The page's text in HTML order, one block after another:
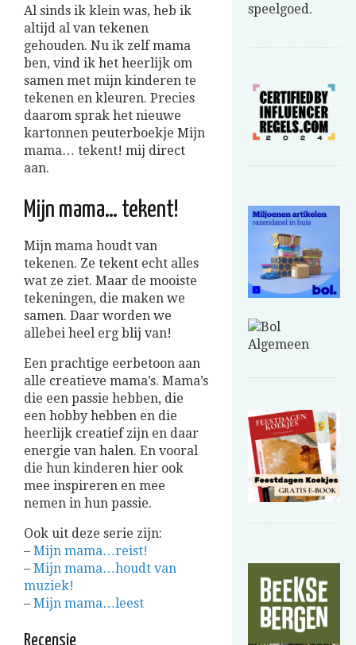
Al sinds ik klein was, heb ik
altijd al van tekenen
gehouden. Nu ik zelf mama
ben, vind ik het heerlijk om
samen met mijn kinderen te
tekenen en kleuren. Precies
daarom sprak het nieuwe
kartonnen peuterboekje Mijn
mama… tekent! mij direct
aan.
Mijn mama… tekent!
Mijn mama houdt van
tekenen. Ze tekent echt alles
wat ze ziet. Maar de mooiste
tekeningen, die maken we
samen. Daar worden we
allebei heel erg blij van!
Een prachtige eerbetoon aan
alle creatieve mama’s. Mama’s
die een passie hebben, die
een hobby hebben en die
heerlijk creatief zijn en daar
energie van halen. En vooral
die hun kinderen hier ook
mee inspireren en mee
nemen in hun passie.
Ook uit deze serie zijn:
– Mijn mama…reist!
– Mijn mama…houdt van
muziek!
– Mijn mama…leest
Recensie
speelgoed.